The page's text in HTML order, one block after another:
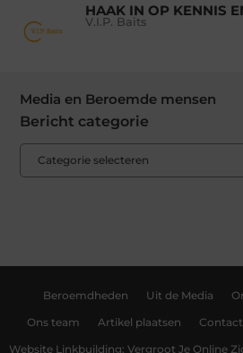
HAAK IN OP KENNIS
V.I.P. Baits
Media en Beroemde mensen
Bericht categorie
Beroemdheden Uit de Media
Ons team Artikel plaatsen Contact
Website Linkbuilding: Vergroot Je Online